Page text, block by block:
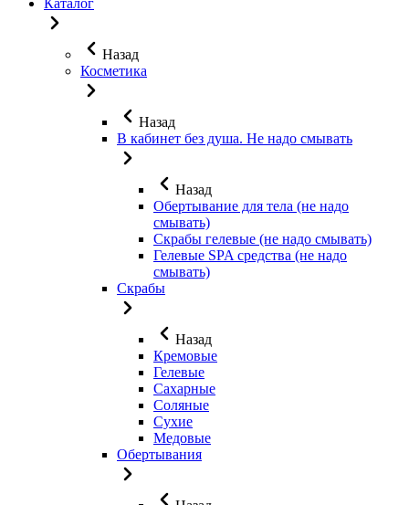
Каталог
Назад
Косметика
Назад
В кабинет без душа. Не надо смывать
Назад
Обертывание для тела (не надо
смывать)
Скрабы гелевые (не надо смывать)
Гелевые SPA средства (не надо
смывать)
Скрабы
Назад
Кремовые
Гелевые
Сахарные
Соляные
Сухие
Медовые
Обертывания